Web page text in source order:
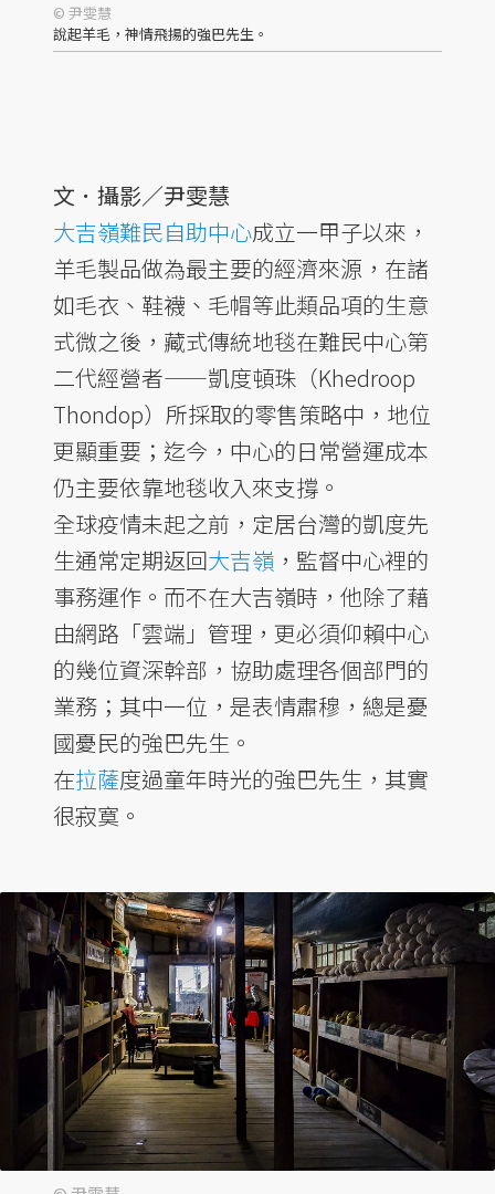
© 尹雯慧
說起羊毛，神情飛揚的強巴先生。
文．攝影／尹雯慧
大吉嶺難民自助中心成立一甲子以來，
羊毛製品做為最主要的經濟來源，在諸
如毛衣、鞋襪、毛帽等此類品項的生意
式微之後，藏式傳統地毯在難民中心第
二代經營者——凱度頓珠（Khedroop
Thondop）所採取的零售策略中，地位
更顯重要；迄今，中心的日常營運成本
仍主要依靠地毯收入來支撐。
全球疫情未起之前，定居台灣的凱度先
生通常定期返回大吉嶺 ，監督中心裡的
事務運作。而不在大吉嶺時，他除了藉
由網路「雲端」管理，更必須仰賴中心
的幾位資深幹部，協助處理各個部門的
業務；其中一位，是表情肅穆，總是憂
國憂民的強巴先生。
在拉薩度過童年時光的強巴先生，其實
很寂寞。